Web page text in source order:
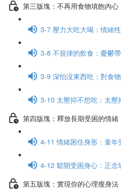
第三版塊：不再用食物填飽內心
3-7 壓力大吃大喝：情緒
3-8 不規律的飲食：憂鬱
3-9 深怕沒東西吃：對食
3-10 太壓抑不想吃：太壓
第四版塊：釋放長期受困的情緒
4-11 情緒困住身形：童年
4-12 鬆開受困身心：正
第五版塊：實現你的心理瘦身法